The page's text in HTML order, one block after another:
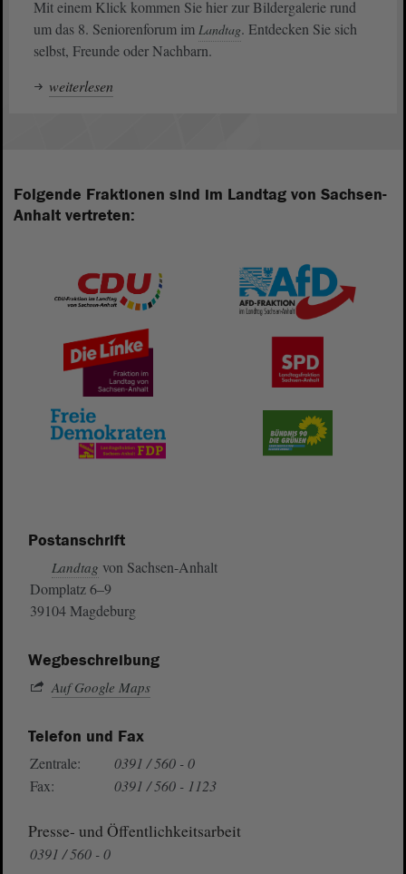
Mit einem Klick kommen Sie hier zur Bildergalerie rund
um das 8. Seniorenforum im Landtag. Entdecken Sie sich
selbst, Freunde oder Nachbarn.
weiterlesen
Folgende Fraktionen sind im Landtag von Sachsen-
Anhalt vertreten:
Postanschrift
Landtag von Sachsen-Anhalt
Domplatz 6–9
39104 Magdeburg
Wegbeschreibung
Auf Google Maps
Telefon und Fax
Zentrale:
0391 / 560 - 0
Fax:
0391 / 560 - 1123
Presse- und Öffentlichkeitsarbeit
0391 / 560 - 0